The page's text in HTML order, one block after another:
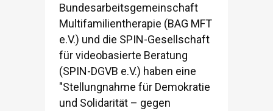
Bundesarbeitsgemeinschaft
Multifamilientherapie (BAG MFT
e.V.) und die SPIN-Gesellschaft
für videobasierte Beratung
(SPIN-DGVB e.V.) haben eine
"Stellungnahme für Demokratie
und Solidarität – gegen